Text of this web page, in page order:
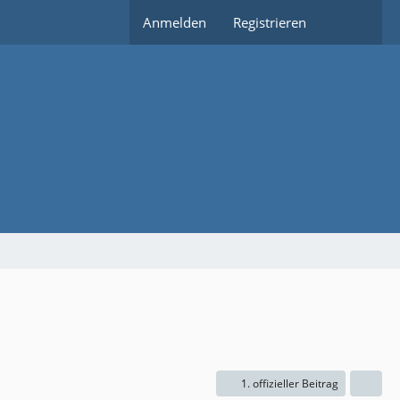
Anmelden Registrieren
1. offizieller Beitrag